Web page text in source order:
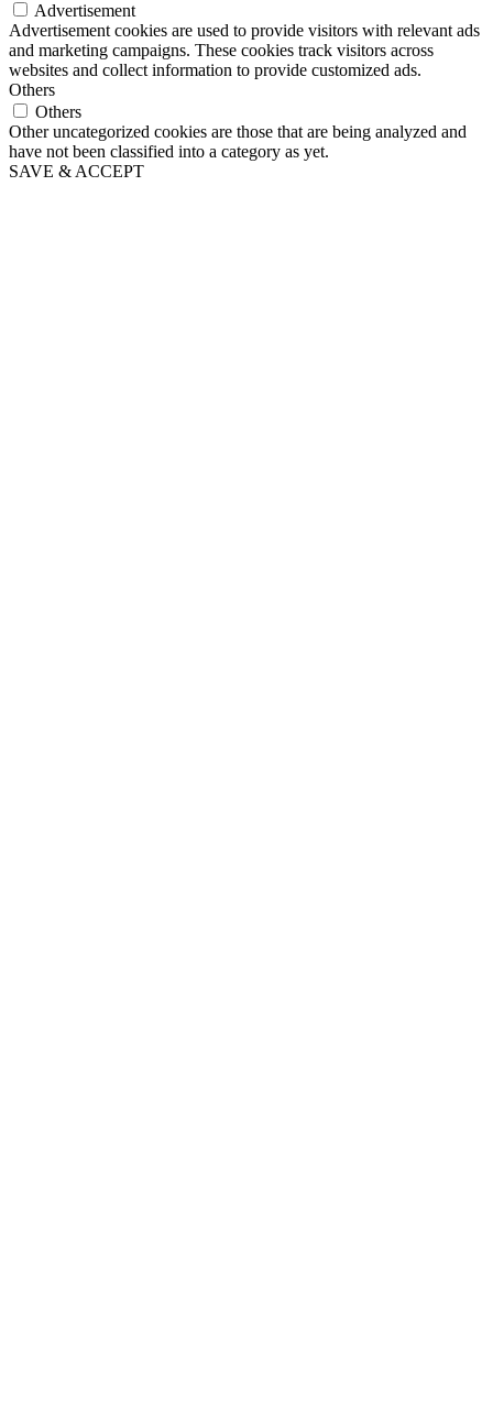
Advertisement
Advertisement cookies are used to provide visitors with relevant ads
and marketing campaigns. These cookies track visitors across
websites and collect information to provide customized ads.
Others
Others
Other uncategorized cookies are those that are being analyzed and
have not been classified into a category as yet.
SAVE & ACCEPT